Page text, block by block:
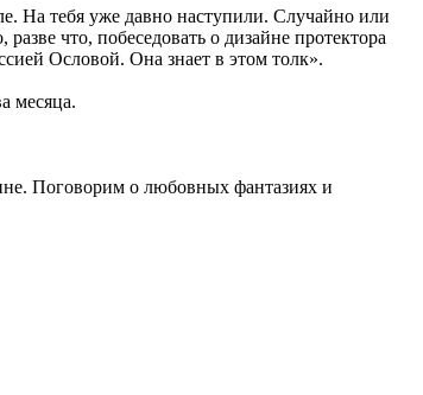
На тебя уже давно наступили. Случайно или
что, побеседовать о дизайне протектора
Ословой. Она знает в этом толк».
месяца.
Поговорим о любовных фантазиях и